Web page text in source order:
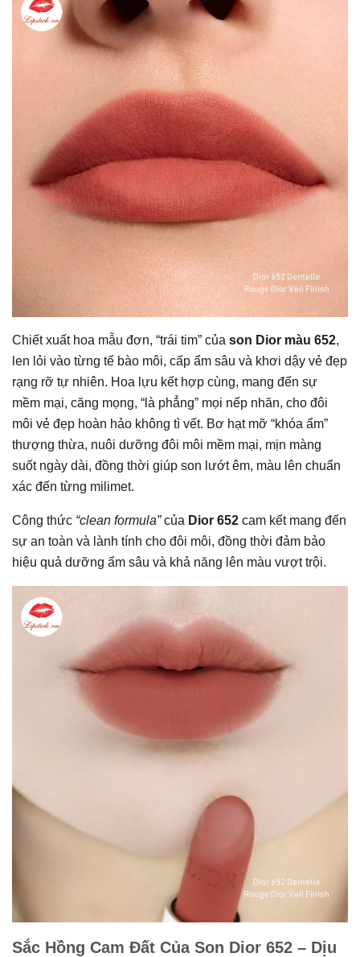
Chiết xuất hoa mẫu đơn, “trái tim” của son Dior màu 652,
len lỏi vào từng tế bào môi, cấp ẩm sâu và khơi dậy vẻ đẹp
rạng rỡ tự nhiên. Hoa lựu kết hợp cùng, mang đến sự
mềm mại, căng mọng, “là phẳng” mọi nếp nhăn, cho đôi
môi vẻ đẹp hoàn hảo không tì vết. Bơ hạt mỡ “khóa ẩm”
thượng thừa, nuôi dưỡng đôi môi mềm mại, mịn màng
suốt ngày dài, đồng thời giúp son lướt êm, màu lên chuẩn
xác đến từng milimet.
Công thức “clean formula”của Dior 652 cam kết mang đến
sự an toàn và lành tính cho đôi môi, đồng thời đảm bảo
hiệu quả dưỡng ẩm sâu và khả năng lên màu vượt trội.
Sắc Hồng Cam Đất Của Son Dior 652 – Dịu